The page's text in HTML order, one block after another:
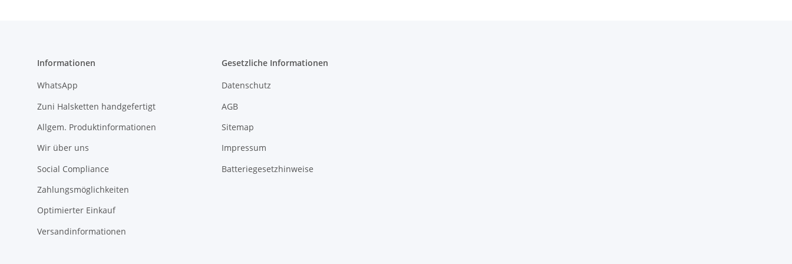
Informationen
WhatsApp
Zuni Halsketten handgefertigt
Allgem. Produktinformationen
Wir über uns
Social Compliance
Zahlungsmöglichkeiten
Optimierter Einkauf
Versandinformationen
Gesetzliche Informationen
Datenschutz
AGB
Sitemap
Impressum
Batteriegesetzhinweise